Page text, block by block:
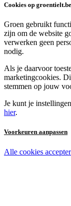
Cookies op groentielt.be
Groen gebruikt
zijn om de website
verwerken geen
nodig.
Als je daarvoor
marketingcookies.
stemmen op jouw
Je kunt je
hier.
Voorkeuren aanpassen
Noodzakelijke
Alle cookies